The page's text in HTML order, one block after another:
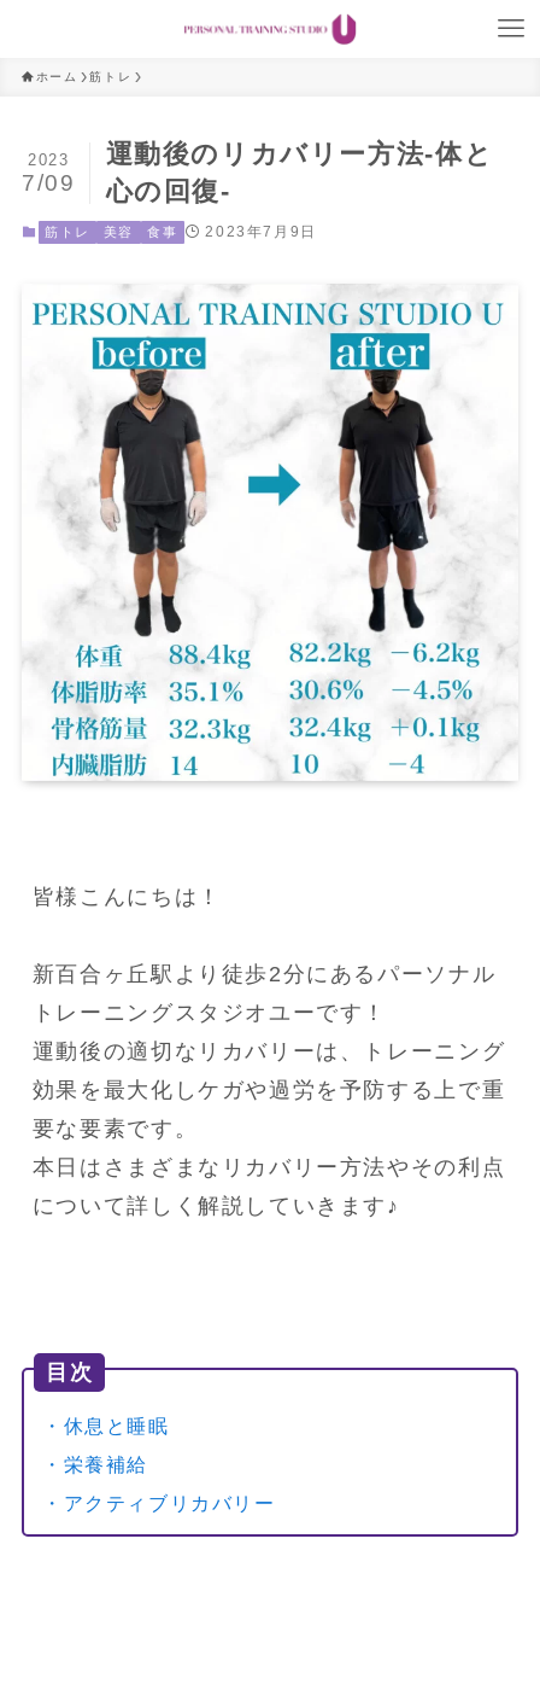
ホーム 筋トレ
運動後のリカバリー方法-体と
心の回復-
2023
7/09
筋トレ 美容 食事 2023年7月9日
皆様こんにちは！
新百合ヶ丘駅より徒歩2分にあるパーソナル
トレーニングスタジオユーです！
運動後の適切なリカバリーは、トレーニング
効果を最大化しケガや過労を予防する上で重
要な要素です。
本日はさまざまなリカバリー方法やその利点
について詳しく解説していきます♪
目次
・休息と睡眠
・栄養補給
・アクティブリカバリー